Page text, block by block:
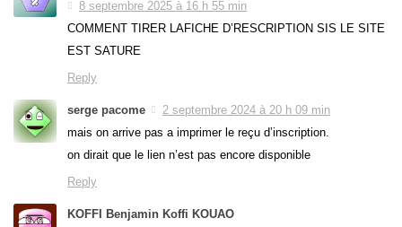
8 septembre 2025 à 16 h 55 min
COMMENT TIRER LAFICHE D’RESCRIPTION SIS LE SITE
EST SATURE
Reply
serge pacome
2 septembre 2024 à 20 h 09 min
mais on arrive pas a imprimer le reçu d’inscription.
on dirait que le lien n’est pas encore disponible
Reply
KOFFI Benjamin Koffi KOUAO